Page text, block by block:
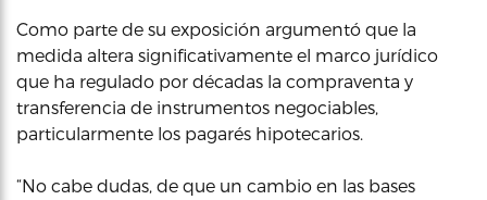
Como parte de su exposición argumentó que la
medida altera significativamente el marco jurídico
que ha regulado por décadas la compraventa y
transferencia de instrumentos negociables,
particularmente los pagarés hipotecarios.
“No cabe dudas, de que un cambio en las bases